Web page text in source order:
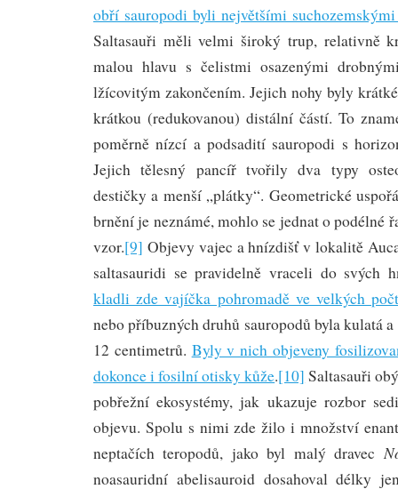
obří sauropodi byli největšími
Saltasauři měli velmi široký trup, relativně
malou hlavu s čelistmi osazenými
lžícovitým zakončením. Jejich nohy byly
krátkou (redukovanou) distální částí. To
poměrně nízcí a podsadití sauropodi s
Jejich tělesný pancíř tvořily dva typy
destičky a menší „plátky“. Geometrické
brnění je neznámé, mohlo se jednat o podélné
vzor.[9] Objevy vajec a hnízdišť v lokalitě
saltasauridi se pravidelně vraceli do svých
kladli zde vajíčka pohromadě ve velkých
nebo příbuzných druhů sauropodů byla kulatá
12 centimetrů. Byly v nich objeveny
dokonce i fosilní otisky kůže.[10] Saltasauři
pobřežní ekosystémy, jak ukazuje rozbor
objevu. Spolu s nimi zde žilo i množství
neptačích teropodů, jako byl malý dravec
noasauridní abelisauroid dosahoval délky